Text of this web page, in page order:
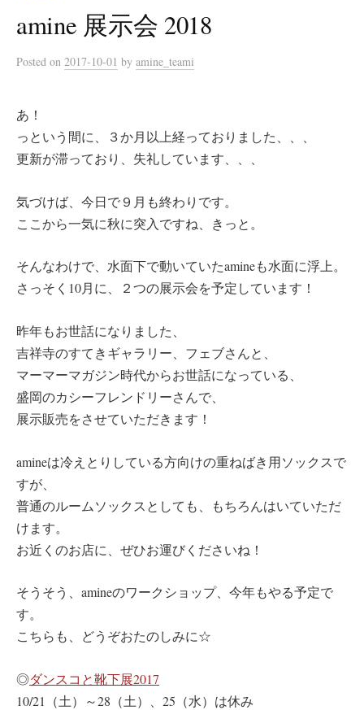
amine 展示会 2018
Posted on 2017-10-01 by amine_teami
あ！
っという間に、３か月以上経っておりました、、、
更新が滞っており、失礼しています、、、
気づけば、今日で９月も終わりです。
ここから一気に秋に突入ですね、きっと。
そんなわけで、水面下で動いていたamineも水面に浮上。
さっそく10月に、２つの展示会を予定しています！
昨年もお世話になりました、
吉祥寺のすてきギャラリー、フェブさんと、
マーマーマガジン時代からお世話になっている、
盛岡のカシーフレンドリーさんで、
展示販売をさせていただきます！
amineは冷えとりしている方向けの重ねばき用ソックスで
すが、
普通のルームソックスとしても、もちろんはいていただ
けます。
お近くのお店に、ぜひお運びくださいね！
そうそう、amineのワークショップ、今年もやる予定で
す。
こちらも、どうぞおたのしみに☆
◎ダンスコと靴下展2017
10/21（土）～28（土）、25（水）は休み